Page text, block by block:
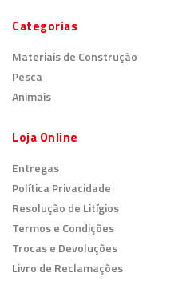
Categorias
Materiais de Construção
Pesca
Animais
Loja Online
Entregas
Política Privacidade
Resolução de Litígios
Termos e Condições
Trocas e Devoluções
Livro de Reclamações